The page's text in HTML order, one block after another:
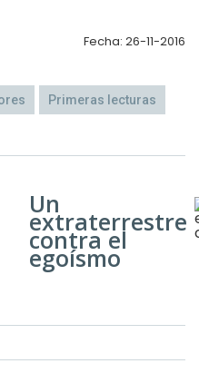
Fecha: 26-11-2016
Primeras lecturas
Un
extraterrestre
contra el
egoísmo